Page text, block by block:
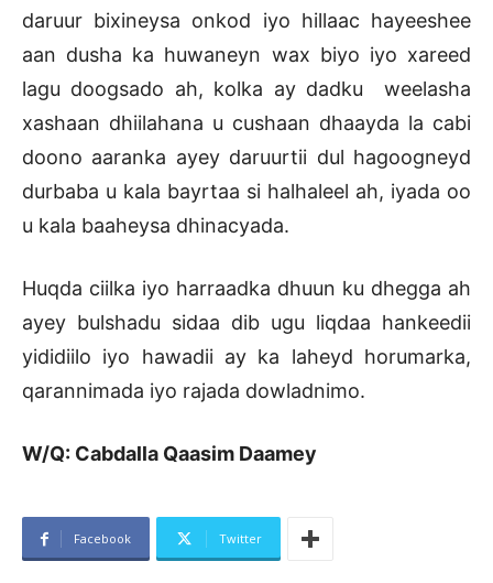
daruur bixineysa onkod iyo hillaac hayeeshee
aan dusha ka huwaneyn wax biyo iyo xareed
lagu doogsado ah, kolka ay dadku weelasha
xashaan dhiilahana u cushaan dhaayda la cabi
doono aaranka ayey daruurtii dul hagoogneyd
durbaba u kala bayrtaa si halhaleel ah, iyada oo
u kala baaheysa dhinacyada.
Huqda ciilka iyo harraadka dhuun ku dhegga ah
ayey bulshadu sidaa dib ugu liqdaa hankeedii
yididiilo iyo hawadii ay ka laheyd horumarka,
qarannimada iyo rajada dowladnimo.
W/Q: Cabdalla Qaasim Daamey
Facebook Twitter